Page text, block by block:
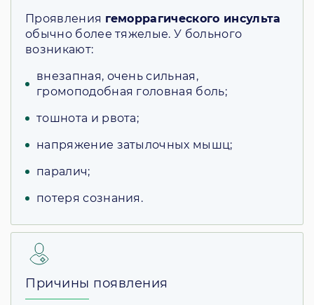
Проявления геморрагического инсульта
обычно более тяжелые. У больного
возникают:
внезапная, очень сильная,
громоподобная головная боль;
тошнота и рвота;
напряжение затылочных мышц;
паралич;
потеря сознания.
Причины появления